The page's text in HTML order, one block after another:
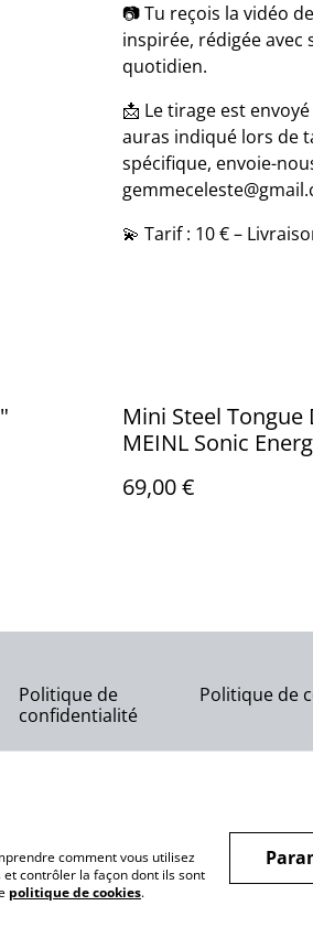
📷 Tu reçois la vidéo
inspirée, rédigée
quotidien.
📩 Le tirage est
auras indiqué lors de
spécifique, envoie-
💫 Tarif : 10 € –
Mini Steel Tongue
MEINL Sonic
69,00 €
Politique de
confidentialité
Politique de
comment vous utilisez
contrôler la façon dont ils sont
politique de cookies.